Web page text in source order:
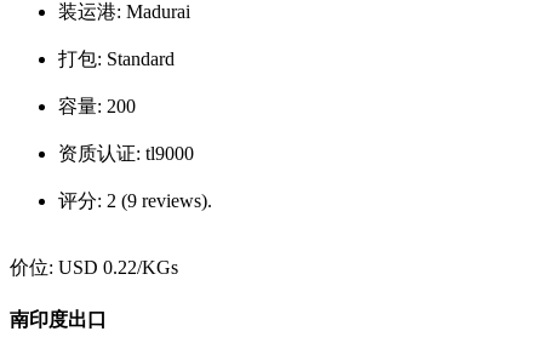
装运港: Madurai
打包: Standard
容量: 200
资质认证: tl9000
评分: 2 (9 reviews).
价位: USD 0.22/KGs
南印度出口